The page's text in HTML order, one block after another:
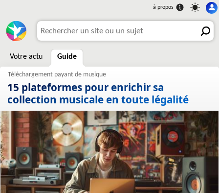
Votre actu Guide
15 plateformes pour enrichir sa
collection musicale en toute légalité